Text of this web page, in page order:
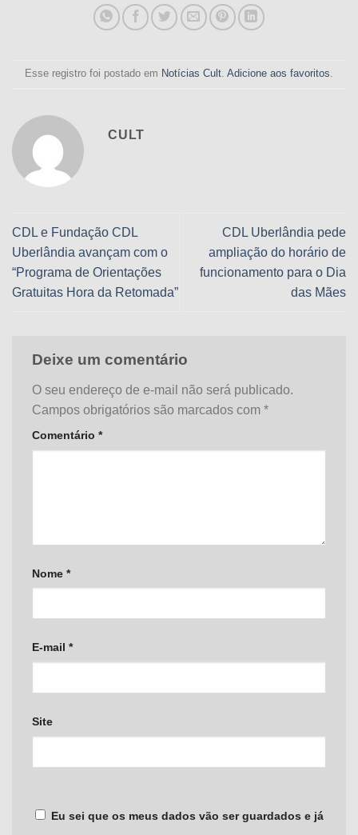
Esse registro foi postado em Notícias Cult. Adicione aos favoritos.
CULT
CDL e Fundação CDL
Uberlândia avançam com o
“Programa de Orientações
Gratuitas Hora da Retomada”
CDL Uberlândia pede
ampliação do horário de
funcionamento para o Dia
das Mães
Deixe um comentário
O seu endereço de e-mail não será publicado.
Campos obrigatórios são marcados com *
Comentário *
Nome *
E-mail *
Site
Eu sei que os meus dados vão ser guardados e já